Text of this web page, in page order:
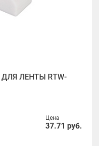
ЛЕНТЫ RTW-
Цена
37.71 руб.